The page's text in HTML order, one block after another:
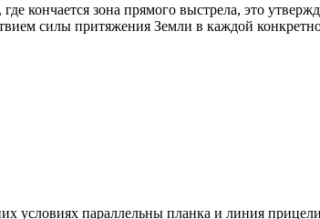
кончается зона прямого выстрела, это
силы притяжения Земли в каждой
условиях параллельны планка и линия